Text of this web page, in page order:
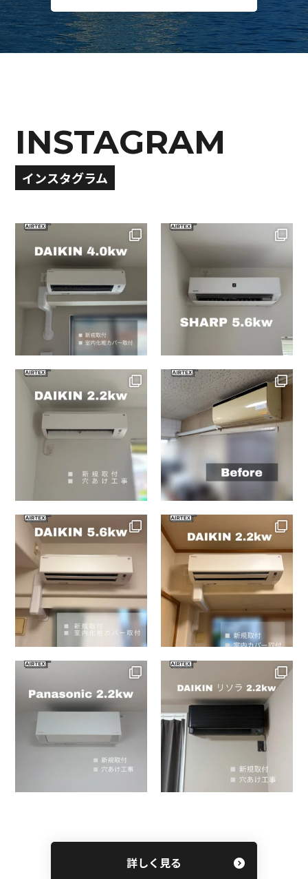
INSTAGRAM
インスタグラム
詳しく見る